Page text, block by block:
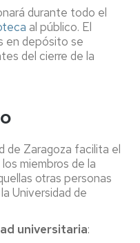
durante todo el
al público. El
en depósito se
del cierre de la
de Zaragoza facilita el
miembros de la
otras personas
Universidad de
universitaria: